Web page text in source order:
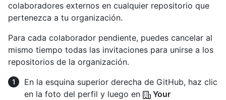
colaboradores externos en cualquier repositorio que
pertenezca a tu organización.
Para cada colaborador pendiente, puedes cancelar al
mismo tiempo todas las invitaciones para unirse a los
repositorios de la organización.
En la esquina superior derecha de GitHub, haz clic
en la foto del perfil y luego en
Your